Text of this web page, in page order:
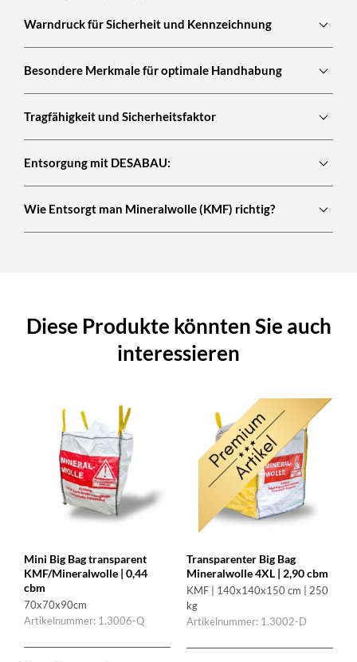
Warndruck für Sicherheit und Kennzeichnung
Besondere Merkmale für optimale Handhabung
Tragfähigkeit und Sicherheitsfaktor
Entsorgung mit DESABAU:
Wie Entsorgt man Mineralwolle (KMF) richtig?
Diese Produkte könnten Sie auch
interessieren
Mini Big Bag transparent
KMF/Mineralwolle | 0,44
cbm
70x70x90cm
Artikelnummer: 1.3006-Q
Transparenter Big Bag
Mineralwolle 4XL | 2,90 cbm
KMF | 140x140x150 cm | 250
kg
Artikelnummer: 1.3002-D